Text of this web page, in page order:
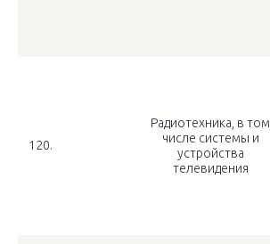
120.
Радиотехника, в том
числе системы и
устройства
телевидения